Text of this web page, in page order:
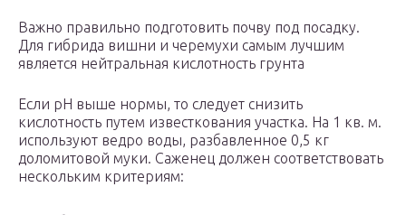
Важно правильно подготовить почву под посадку.
Для гибрида вишни и черемухи самым лучшим
является нейтральная кислотность грунта
Если рН выше нормы, то следует снизить
кислотность путем известкования участка. На 1 кв. м.
используют ведро воды, разбавленное 0,5 кг
доломитовой муки. Саженец должен соответствовать
нескольким критериям: